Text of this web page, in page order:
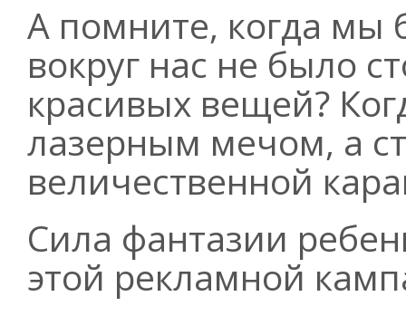
А помните, когда мы
вокруг нас не было
красивых вещей?
лазерным мечом, а
величественной
Сила фантазии
этой рекламной